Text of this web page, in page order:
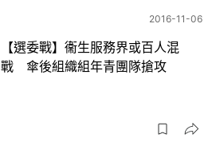
2016-11-06
【選委戰】衞生服務界或百人混
戰 傘後組織組年青團隊搶攻